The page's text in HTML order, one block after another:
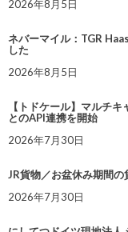
2026年8月5日
ネバーマイル：TGR
した
2026年8月5日
【トドケール】マルチ
とのAPI連携を開始
2026年7月30日
JR貨物／お盆休み期間
2026年7月30日